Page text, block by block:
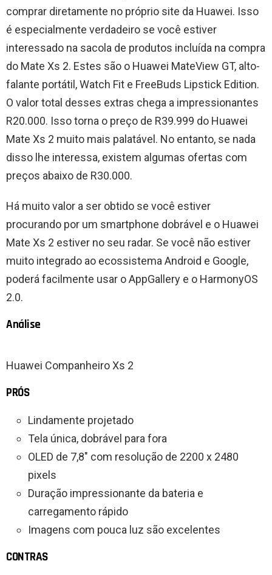
comprar diretamente no próprio site da Huawei. Isso
é especialmente verdadeiro se você estiver
interessado na sacola de produtos incluída na compra
do Mate Xs 2. Estes são o Huawei MateView GT, alto-
falante portátil, Watch Fit e FreeBuds Lipstick Edition.
O valor total desses extras chega a impressionantes
R20.000. Isso torna o preço de R39.999 do Huawei
Mate Xs 2 muito mais palatável. No entanto, se nada
disso lhe interessa, existem algumas ofertas com
preços abaixo de R30.000.
Há muito valor a ser obtido se você estiver
procurando por um smartphone dobrável e o Huawei
Mate Xs 2 estiver no seu radar. Se você não estiver
muito integrado ao ecossistema Android e Google,
poderá facilmente usar o AppGallery e o HarmonyOS
2.0.
Análise
Huawei Companheiro Xs 2
PRÓS
Lindamente projetado
Tela única, dobrável para fora
OLED de 7,8″ com resolução de 2200 x 2480
pixels
Duração impressionante da bateria e
carregamento rápido
Imagens com pouca luz são excelentes
CONTRAS